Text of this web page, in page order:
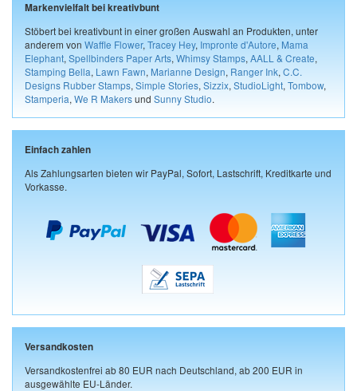
Markenvielfalt bei kreativbunt
Stöbert bei kreativbunt in einer großen Auswahl an Produkten, unter
anderem von Waffle Flower, Tracey Hey, Impronte d'Autore, Mama
Elephant, Spellbinders Paper Arts, Whimsy Stamps, AALL & Create,
Stamping Bella, Lawn Fawn, Marianne Design, Ranger Ink, C.C.
Designs Rubber Stamps, Simple Stories, Sizzix, StudioLight, Tombow,
Stamperia, We R Makersund Sunny Studio.
Einfach zahlen
Als Zahlungsarten bieten wir PayPal, Sofort, Lastschrift, Kreditkarte und
Vorkasse.
Versandkosten
Versandkostenfrei ab 80 EUR nach Deutschland, ab 200 EUR in
ausgewählte EU-Länder.